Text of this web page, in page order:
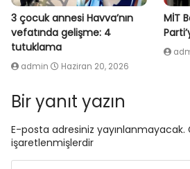
3 çocuk annesi Havva’nın
vefatında gelişme: 4
tutuklama
admin Haziran 20, 2026
MİT
Bir yanıt yazın
E-posta adresiniz yayınlanmayacak.
işaretlenmişlerdir